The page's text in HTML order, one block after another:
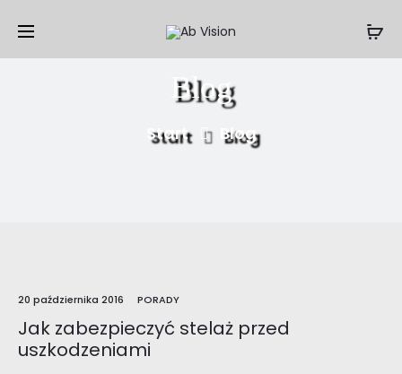
Blog
Start Blog
20 października 2016 PORADY
Jak zabezpieczyć stelaż przed
uszkodzeniami